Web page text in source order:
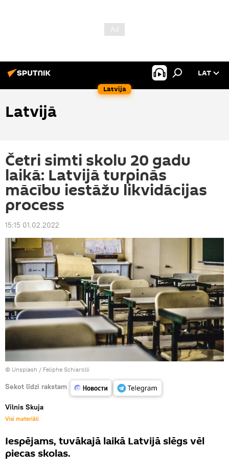
Latvija
LAT
Latvijā
Četri simti skolu 20 gadu
laikā: Latvijā turpinās
mācību iestāžu likvidācijas
process
15:15 01.02.2022
© Unsplash / Feliphe Schiarolli
Sekot līdzi rakstam
Vilnis Skuja
Visi materiāli
Iespējams, tuvākajā laikā Latvijā slēgs vēl
piecas skolas.